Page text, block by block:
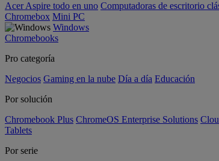
Acer Aspire todo en uno Computadoras de escritorio
Chromebox Mini PC
Windows
Chromebooks
Pro categoría
Negocios Gaming en la nube Día a día Educación
Por solución
Chromebook Plus ChromeOS Enterprise Solutions
Tablets
Por serie